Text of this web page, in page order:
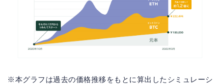
※本グラフは過去の価格推移をもとに算出したシミュレーシ